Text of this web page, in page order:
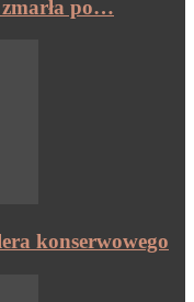
po…
konserwowego